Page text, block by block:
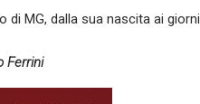
di MG, dalla sua nascita ai giorni
Ferrini